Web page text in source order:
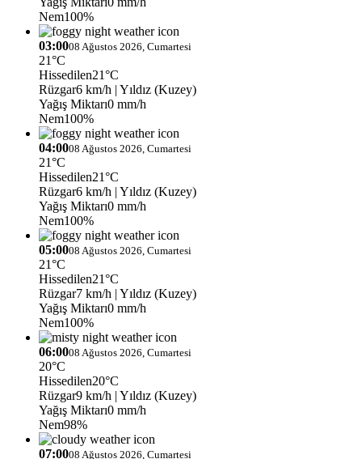
Nem100%
03:0008 Ağustos 2026, Cumartesi
21°C
Hissedilen21°C
Rüzgar6 km/h | Yıldız (Kuzey)
Yağış Miktarı0 mm/h
Nem100%
04:0008 Ağustos 2026, Cumartesi
21°C
Hissedilen21°C
Rüzgar6 km/h | Yıldız (Kuzey)
Yağış Miktarı0 mm/h
Nem100%
05:0008 Ağustos 2026, Cumartesi
21°C
Hissedilen21°C
Rüzgar7 km/h | Yıldız (Kuzey)
Yağış Miktarı0 mm/h
Nem100%
06:0008 Ağustos 2026, Cumartesi
20°C
Hissedilen20°C
Rüzgar9 km/h | Yıldız (Kuzey)
Yağış Miktarı0 mm/h
Nem98%
07:0008 Ağustos 2026, Cumartesi